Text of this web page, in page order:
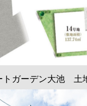
ガーデン大池 土